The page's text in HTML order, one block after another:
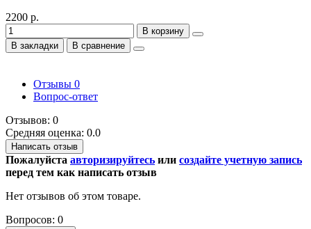
2200 р.
В корзину
В закладки
В сравнение
Отзывы 0
Вопрос-ответ
Отзывов: 0
Средняя оценка: 0.0
Написать отзыв
Пожалуйста авторизируйтесь или создайте учетную запись
перед тем как написать отзыв
Нет отзывов об этом товаре.
Вопросов: 0